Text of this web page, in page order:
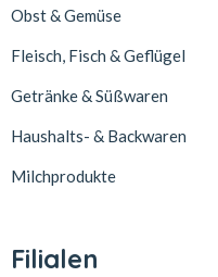
Obst & Gemüse
Fleisch, Fisch & Geflügel
Getränke & Süßwaren
Haushalts- & Backwaren
Milchprodukte
Filialen